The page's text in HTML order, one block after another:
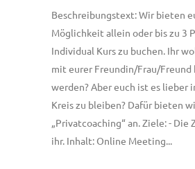
Beschreibungstext: Wir bieten
Möglichkeit allein oder bis zu 3
Individual Kurs zu buchen. Ihr
mit eurer Freundin/Frau/Freund
werden? Aber euch ist es lieber
Kreis zu bleiben? Dafür bieten
„Privatcoaching“ an. Ziele: -
ihr. Inhalt: Online Meeting...